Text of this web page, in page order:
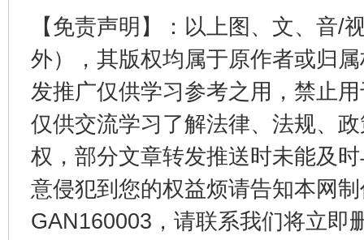
【免责声明】：以上图、文、音/
外），其版权均属于原作者或归
发推广仅供学习参考之用，禁止
仅供交流学习了解法律、法规、
权，部分文章转发推送时未能及
意侵犯到您的权益烦请告知本网
GAN160003，请联系我们将立即